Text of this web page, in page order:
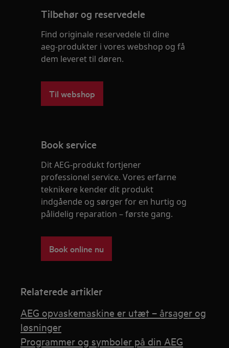
Tilbehør og reservedele
Find originale reservedele til dine
aeg-produkter i vores webshop og få
dem leveret til døren.
Til webshop
Book service
Dit AEG-produkt fortjener
professionel service. Vores erfarne
teknikere kender dit produkt
indgående og sørger for en hurtig og
pålidelig reparation – første gang.
Book online nu
Relaterede artikler
AEG opvaskemaskine er utæt – årsager og
løsninger
Programmer og symboler på din AEG